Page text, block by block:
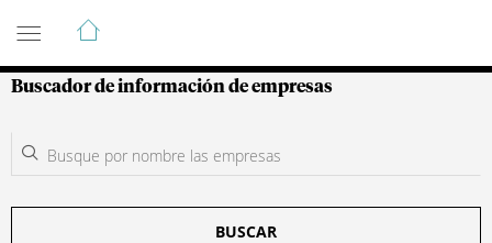
Guía de Empresas Colombianas
Buscador de información de empresas
BUSCAR